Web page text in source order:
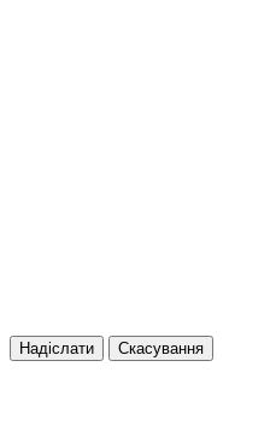
Надіслати Скасування